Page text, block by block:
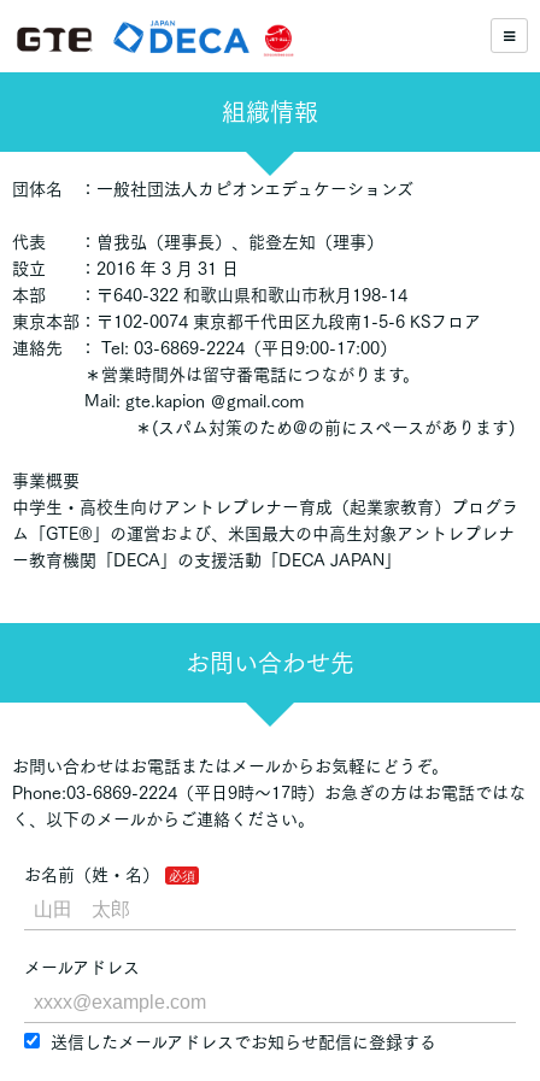
組織情報
団体名 ：一般社団法人カピオンエデュケーションズ
代表 ：曽我弘（理事長）、能登左知（理事）
設立 ：2016 年 3 月 31 日
本部 ：〒640-322 和歌山県和歌山市秋月198-14
東京本部：〒102-0074 東京都千代田区九段南1-5-6 KSフロア
連絡先 ： Tel: 03-6869-2224（平日9:00-17:00）
＊営業時間外は留守番電話につながります。
Mail: gte.kapion ＠gmail.com
＊(スパム対策のため@の前にスペースがあります)
事業概要
中学生・高校生向けアントレプレナー育成（起業家教育）プログラ
ム「GTE®」の運営および、米国最大の中高生対象アントレプレナ
ー教育機関「DECA」の支援活動「DECA JAPAN」
お問い合わせ先
お問い合わせはお電話またはメールからお気軽にどうぞ。
Phone:03-6869-2224（平日9時～17時）お急ぎの方はお電話ではな
く、以下のメールからご連絡ください。
お名前（姓・名）
メールアドレス
送信したメールアドレスでお知らせ配信に登録する